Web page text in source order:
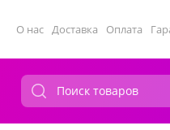
О нас Доставка Оплата